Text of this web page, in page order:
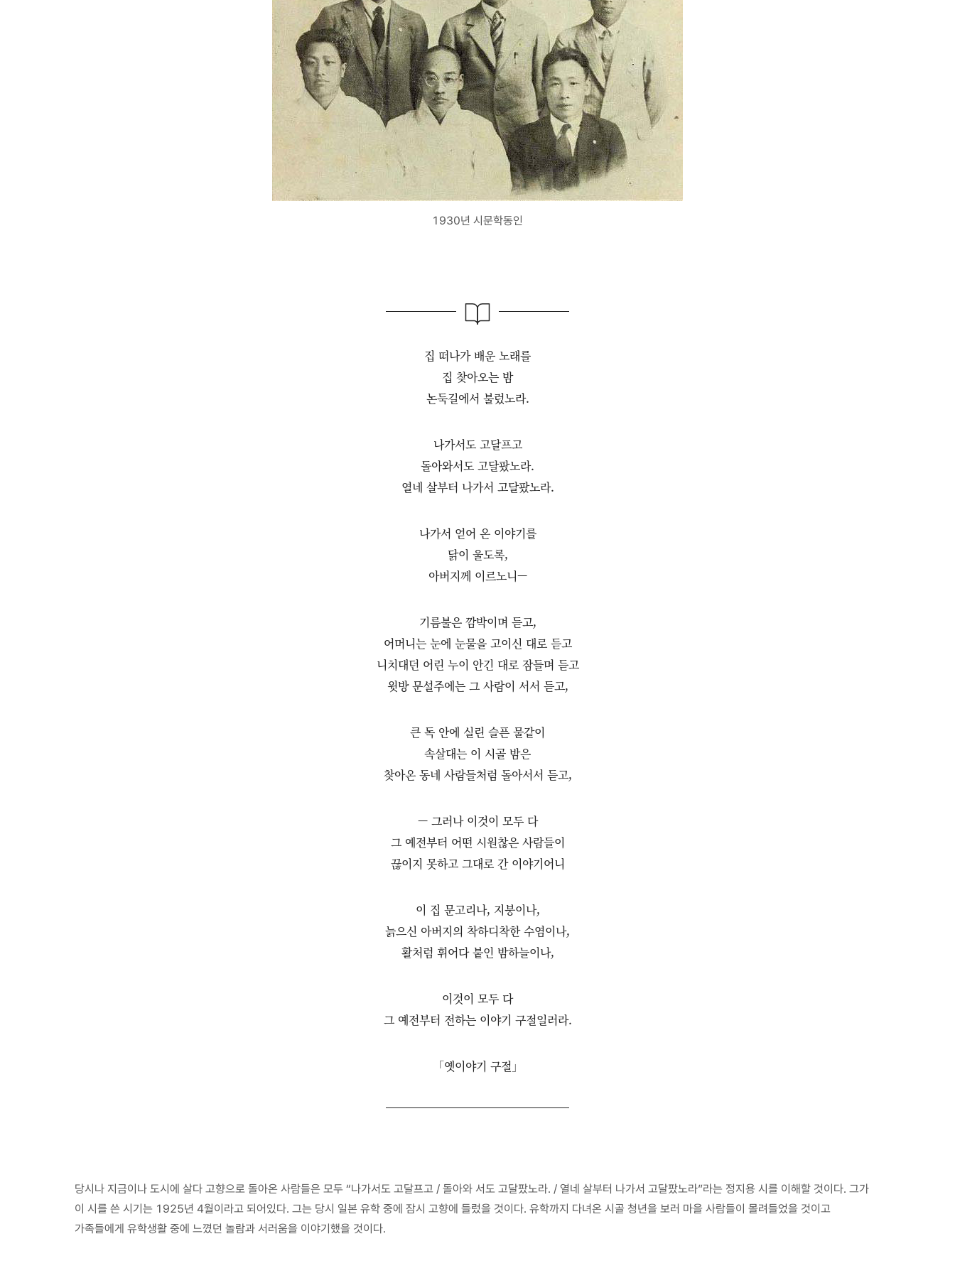
1930년 시문학동인
집 떠나가 배운 노래를
집 찾아오는 밤
논둑길에서 불렀노라.
나가서도 고달프고
돌아와서도 고달팠노라.
열네 살부터 나가서 고달팠노라.
나가서 얻어 온 이야기를
닭이 울도록,
아버지께 이르노니—
기름불은 깜박이며 듣고,
어머니는 눈에 눈물을 고이신 대로 듣고
니치대던 어린 누이 안긴 대로 잠들며 듣고
윗방 문설주에는 그 사람이 서서 듣고,
큰 독 안에 실린 슬픈 물같이
속살대는 이 시골 밤은
찾아온 동네 사람들처럼 돌아서서 듣고,
— 그러나 이것이 모두 다
그 예전부터 어떤 시원찮은 사람들이
끊이지 못하고 그대로 간 이야기어니
이 집 문고리나, 지붕이나,
늙으신 아버지의 착하디착한 수염이나,
활처럼 휘어다 붙인 밤하늘이나,
이것이 모두 다
그 예전부터 전하는 이야기 구절일러라.
「옛이야기 구절」
당시나 지금이나 도시에 살다 고향으로 돌아온 사람들은 모두 “나가서도 고달프고 / 돌아와 서도 고달팠노라. / 열네 살부터 나가서 고달팠노라”라는 정지용 시를 이해할 것이다. 그가
이 시를 쓴 시기는 1925년 4월이라고 되어있다. 그는 당시 일본 유학 중에 잠시 고향에 들렀을 것이다. 유학까지 다녀온 시골 청년을 보러 마을 사람들이 몰려들었을 것이고
가족들에게 유학생활 중에 느꼈던 놀람과 서러움을 이야기했을 것이다.